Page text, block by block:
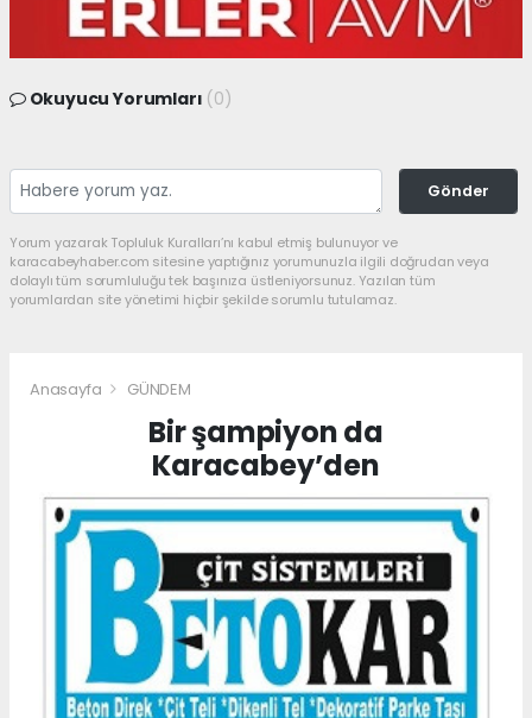
Okuyucu Yorumları (0)
Gönder
Yorum yazarak Topluluk Kuralları’nı kabul etmiş bulunuyor ve
karacabeyhaber.com sitesine yaptığınız yorumunuzla ilgili doğrudan veya
dolaylı tüm sorumluluğu tek başınıza üstleniyorsunuz. Yazılan tüm
yorumlardan site yönetimi hiçbir şekilde sorumlu tutulamaz.
Anasayfa GÜNDEM
Bir şampiyon da
Karacabey’den